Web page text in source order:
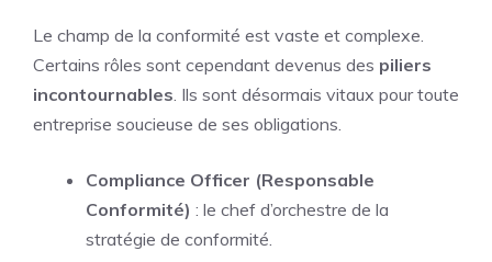
Le champ de la conformité est vaste et complexe.
Certains rôles sont cependant devenus des piliers
incontournables. Ils sont désormais vitaux pour toute
entreprise soucieuse de ses obligations.
Compliance Officer (Responsable
Conformité) : le chef d’orchestre de la
stratégie de conformité.